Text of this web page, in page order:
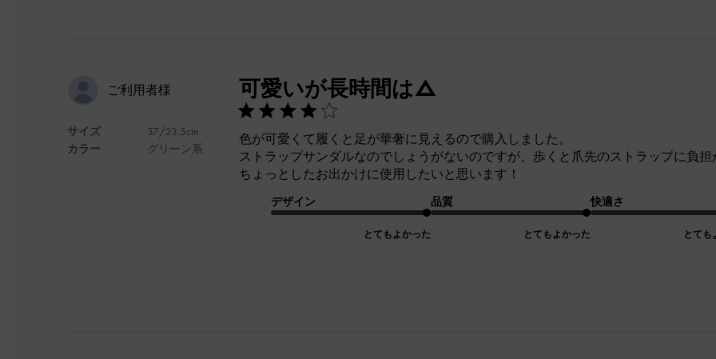
ご利用者様
サイズ
カラー
37/23.5cm
グリーン系
可愛いが長時間は△
色が可愛くて履くと足が華奢に見えるので購入しました。
ストラップサンダルなのでしょうがないのですが、歩くと爪先のストラップに負担
ちょっとしたお出かけに使用したいと思います！
デザイン
とてもよかった
品質
とてもよかった
快適さ
とても